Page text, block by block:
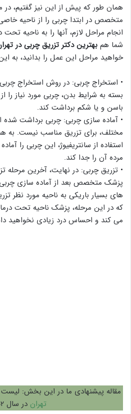
همان طور که پیش از این نیز گفتیم،
متخصص در ابتدا چربی را از ناحیه
انجام مراحل لازم، آنها را به ناحیه
شما هم بهترین دکتر تزریق چربی در
خواهید مراحل این عمل را بدانید، به
• استخراج چربی: در روش استخراج
بسته به شرایط بدن، چربی مورد نیاز را
باسن و یا شکم برداشت کند.
• آماده سازی چربی: چربی برداشت شده
مختلف، برای تزریق مناسب نیست. به
استفاده از سانتریفیوژ، این چربی را
مرده آن را جدا کند.
• تزریق چربی: در نهایت، آخرین
پزشک متخصص بعد از آماده سازی چربی،
های بسیار باریکی به ناحیه مورد نظر
که در این مرحله، پزشک ناحیه تحت
می کند و احساس درد زیادی نخواهید
مقاله پیشنهادی ما در این بخش: لیست ۱۰
تهران در سال ۱۴۰۲